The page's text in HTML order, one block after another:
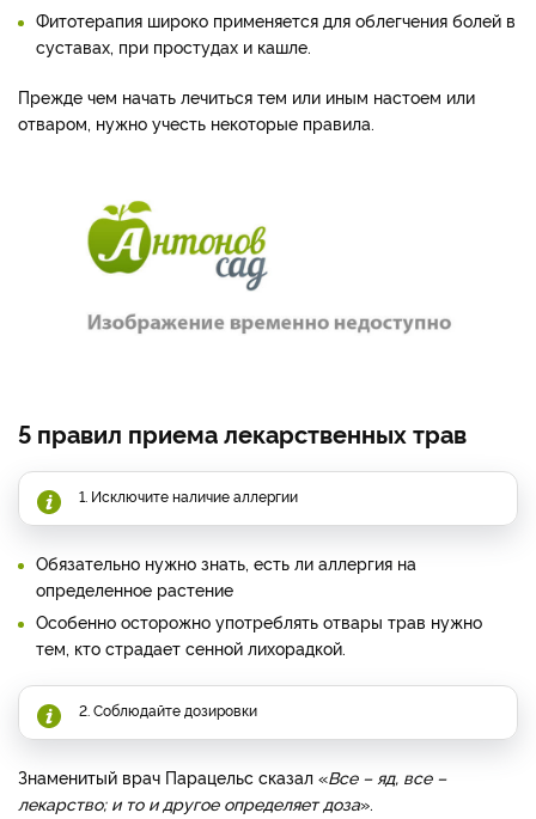
Фитотерапия широко применяется для облегчения болей в
суставах, при простудах и кашле.
Прежде чем начать лечиться тем или иным настоем или
отваром, нужно учесть некоторые правила.
5 правил приема лекарственных трав
1. Исключите наличие аллергии
Обязательно нужно знать, есть ли аллергия на
определенное растение
Особенно осторожно употреблять отвары трав нужно
тем, кто страдает сенной лихорадкой.
2. Соблюдайте дозировки
Знаменитый врач Парацельс сказал «Все – яд, все –
лекарство; и то и другое определяет доза».